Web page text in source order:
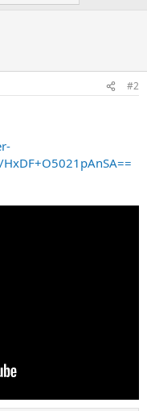
#2
HxDF+O5021pAnSA==